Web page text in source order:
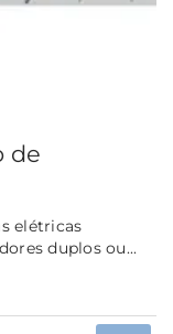
de
elétricas
duplos ou...